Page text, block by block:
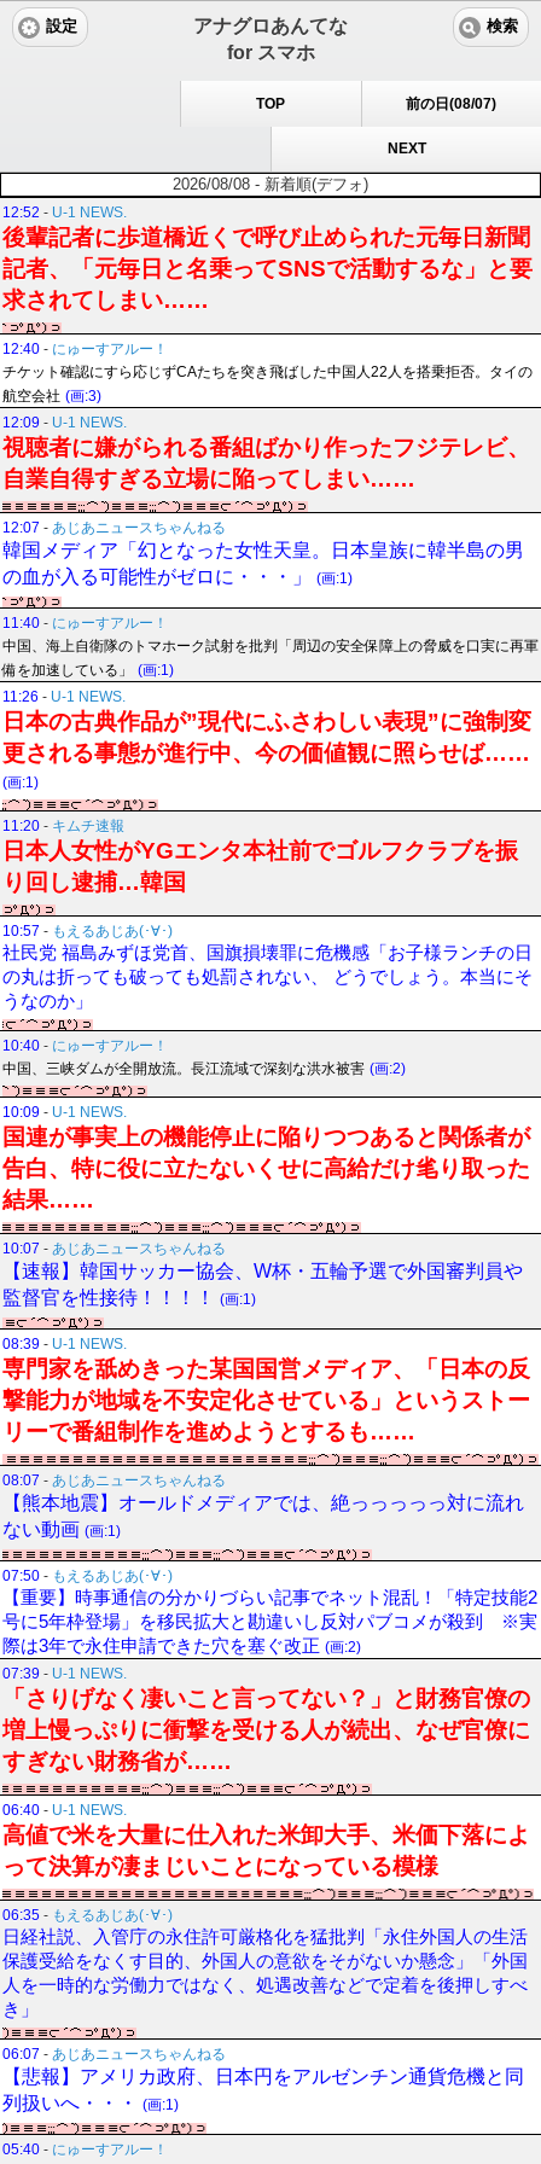
アナグロあんてな
for スマホ
設定 検索
TOP 前の日(08/07)
NEXT
2026/08/08 - 新着順(デフォ)
12:52 - U-1 NEWS.
後輩記者に歩道橋近くで呼び止められた元毎日新聞
記者、「元毎日と名乗ってSNSで活動するな」と要
求されてしまい……
12:40 - にゅーすアルー！
チケット確認にすら応じずCAたちを突き飛ばした中国人22人を搭乗拒否。タイの
航空会社 (画:3)
12:09 - U-1 NEWS.
視聴者に嫌がられる番組ばかり作ったフジテレビ、
自業自得すぎる立場に陥ってしまい……
12:07 - あじあニュースちゃんねる
韓国メディア「幻となった女性天皇。日本皇族に韓半島の男
の血が入る可能性がゼロに・・・」
(画:1)
11:40 - にゅーすアルー！
中国、海上自衛隊のトマホーク試射を批判「周辺の安全保障上の脅威を口実に再軍
備を加速している」
(画:1)
11:26 - U-1 NEWS.
日本の古典作品が”現代にふさわしい表現”に強制変
更される事態が進行中、今の価値観に照らせば……
(画:1)
11:20 - キムチ速報
日本人女性がYGエンタ本社前でゴルフクラブを振
り回し逮捕…韓国
10:57 - もえるあじあ(･∀･)
社民党 福島みずほ党首、国旗損壊罪に危機感「お子様ランチの日
の丸は折っても破っても処罰されない、 どうでしょう。本当にそ
うなのか」
10:40 - にゅーすアルー！
中国、三峡ダムが全開放流。長江流域で深刻な洪水被害 (画:2)
10:09 - U-1 NEWS.
国連が事実上の機能停止に陥りつつあると関係者が
告白、特に役に立たないくせに高給だけ毟り取った
結果……
10:07 - あじあニュースちゃんねる
【速報】韓国サッカー協会、W杯・五輪予選で外国審判員や
監督官を性接待！！！！
(画:1)
08:39 - U-1 NEWS.
専門家を舐めきった某国国営メディア、「日本の反
撃能力が地域を不安定化させている」というストー
リーで番組制作を進めようとするも……
08:07 - あじあニュースちゃんねる
【熊本地震】オールドメディアでは、絶っっっっっ対に流れ
ない動画 (画:1)
07:50 - もえるあじあ(･∀･)
【重要】時事通信の分かりづらい記事でネット混乱！「特定技能2
号に5年枠登場」を移民拡大と勘違いし反対パブコメが殺到 ※実
際は3年で永住申請できた穴を塞ぐ改正 (画:2)
07:39 - U-1 NEWS.
「さりげなく凄いこと言ってない？」と財務官僚の
増上慢っぷりに衝撃を受ける人が続出、なぜ官僚に
すぎない財務省が……
06:40 - U-1 NEWS.
高値で米を大量に仕入れた米卸大手、米価下落によ
って決算が凄まじいことになっている模様
06:35 - もえるあじあ(･∀･)
日経社説、入管庁の永住許可厳格化を猛批判「永住外国人の生活
保護受給をなくす目的、外国人の意欲をそがないか懸念」「外国
人を一時的な労働力ではなく、処遇改善などで定着を後押しすべ
き」
06:07 - あじあニュースちゃんねる
【悲報】アメリカ政府、日本円をアルゼンチン通貨危機と同
列扱いへ・・・
(画:1)
05:40 - にゅーすアルー！